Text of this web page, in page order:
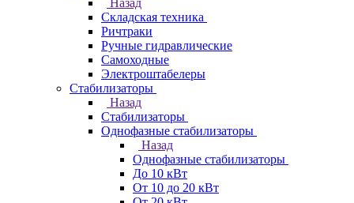
Назад
Складская техника
Ричтраки
Ручные гидравлические
Самоходные
Электроштабелеры
Стабилизаторы
Назад
Стабилизаторы
Однофазные стабилизаторы
Назад
Однофазные стабилизаторы
До 10 кВт
От 10 до 20 кВт